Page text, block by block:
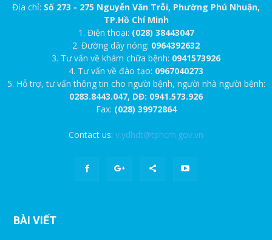
Địa chỉ: Số 273 - 275 Nguyễn Văn Trỗi, Phường Phú Nhuận,
TP.Hồ Chí Minh
1. Điện thoại: (028) 38443047
2. Đường dây nóng: 0964392632
3. Tư vấn về khám chữa bệnh: 0941573926
4. Tư vấn về đào tạo: 0967040273
5. Hỗ trợ, tư vấn thông tin cho người bệnh, người nhà người bệnh:
0283.8443.047, DĐ: 0941.573.926
Fax: (028) 39972864
Contact us: v.ydhdt@tphcm.gov.vn
BÀI VIẾT